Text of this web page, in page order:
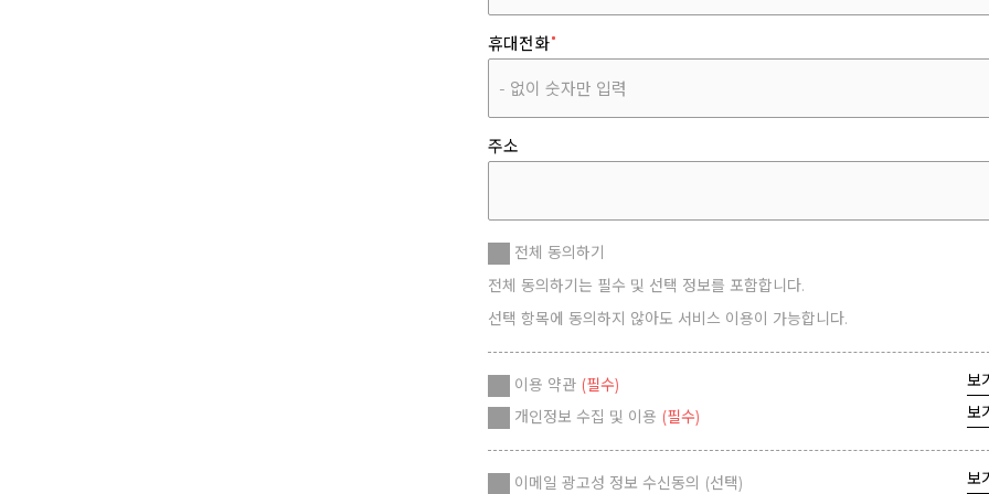
휴대전화
주소
전체 동의하기
전체 동의하기는 필수 및 선택 정보를 포함합니다.
선택 항목에 동의하지 않아도 서비스 이용이 가능합니다.
이용 약관 (필수)
보
개인정보 수집 및 이용 (필수) 보
이메일 광고성 정보 수신동의 (선택) 보